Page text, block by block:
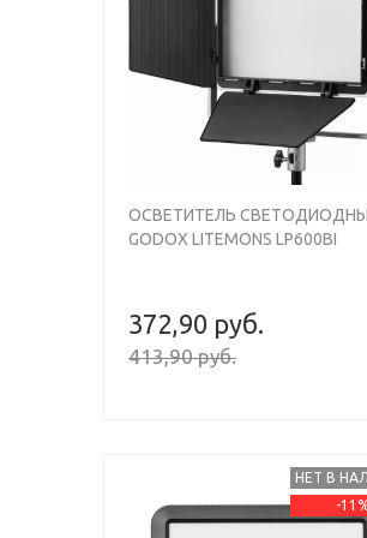
ОСВЕТИТЕЛЬ
GODOX LITEMONS LP600BI
372,90 руб.
413,90 руб.
НЕТ В
-